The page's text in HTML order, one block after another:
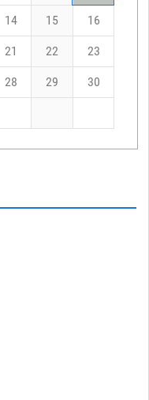
14 15 16
21 22 23
28 29 30